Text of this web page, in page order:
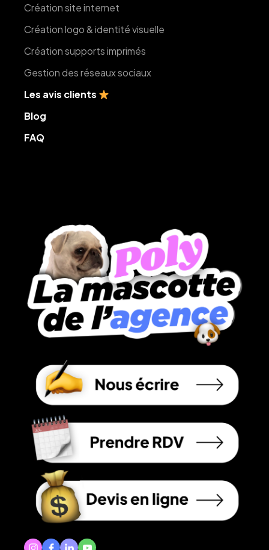
Création site internet
Création logo & identité visuelle
Création supports imprimés
Gestion des réseaux sociaux
Les avis clients
Blog
FAQ